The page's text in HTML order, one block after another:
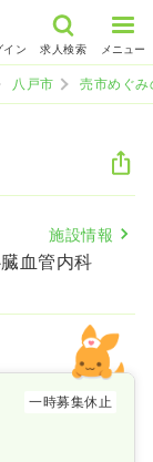
イン 求人検索 メニュー
八戸市 売市めぐ
施設情報
血管内科
一時募集休止